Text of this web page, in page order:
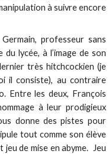
à suivre encore
professeur sans
lycée, à l’image de son
très hitchcockien (je
il consiste), au contraire
Entre les deux, François
à leur prodigieux
donne des pistes pour
tout comme son élève
de mise en abyme. Jeu